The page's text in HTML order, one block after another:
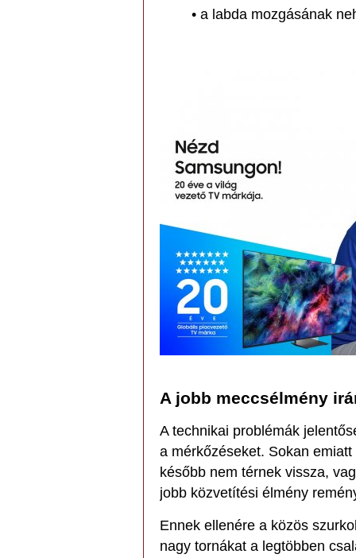
• a labda mozgásának
A jobb meccsélmény
A technikai problémák
a mérkőzéseket. Sokan
később nem térnek vissza,
jobb közvetítési élmény
Ennek ellenére a közös
nagy tornákat a legtöbben